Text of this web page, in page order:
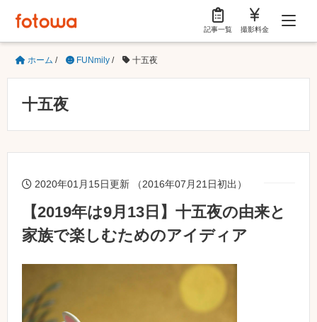
記事一覧 撮影料金
ホーム / FUNmily / 十五夜
十五夜
2020年01月15日更新 （2016年07月21日初出）
【2019年は9月13日】十五夜の由来と
家族で楽しむためのアイディア